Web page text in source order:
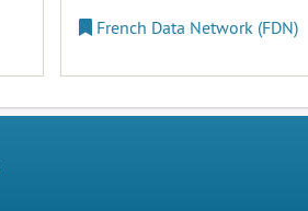
French Data Network (FDN)